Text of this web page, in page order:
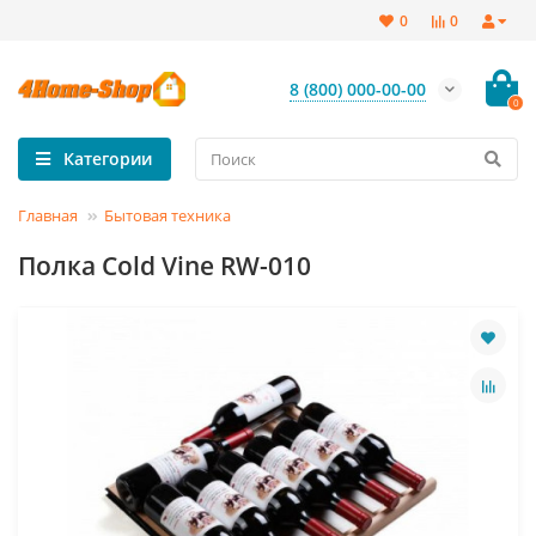
0
0
8 (800) 000-00-00
0
Категории
Главная Бытовая техника
Полка Cold Vine RW-010